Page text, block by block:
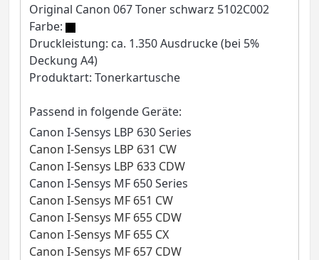
Original Canon 067 Toner schwarz 5102C002
Farbe:
Druckleistung: ca. 1.350 Ausdrucke (bei 5%
Deckung A4)
Produktart: Tonerkartusche
Passend in folgende Geräte:
Canon I-Sensys LBP 630 Series
Canon I-Sensys LBP 631 CW
Canon I-Sensys LBP 633 CDW
Canon I-Sensys MF 650 Series
Canon I-Sensys MF 651 CW
Canon I-Sensys MF 655 CDW
Canon I-Sensys MF 655 CX
Canon I-Sensys MF 657 CDW